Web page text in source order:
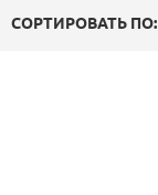
СОРТИРОВАТЬ ПО: